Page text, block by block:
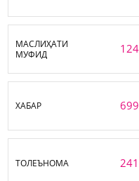
МАСЛИҲАТИ
МУФИД
ХАБАР
ТОЛЕЪНОМА